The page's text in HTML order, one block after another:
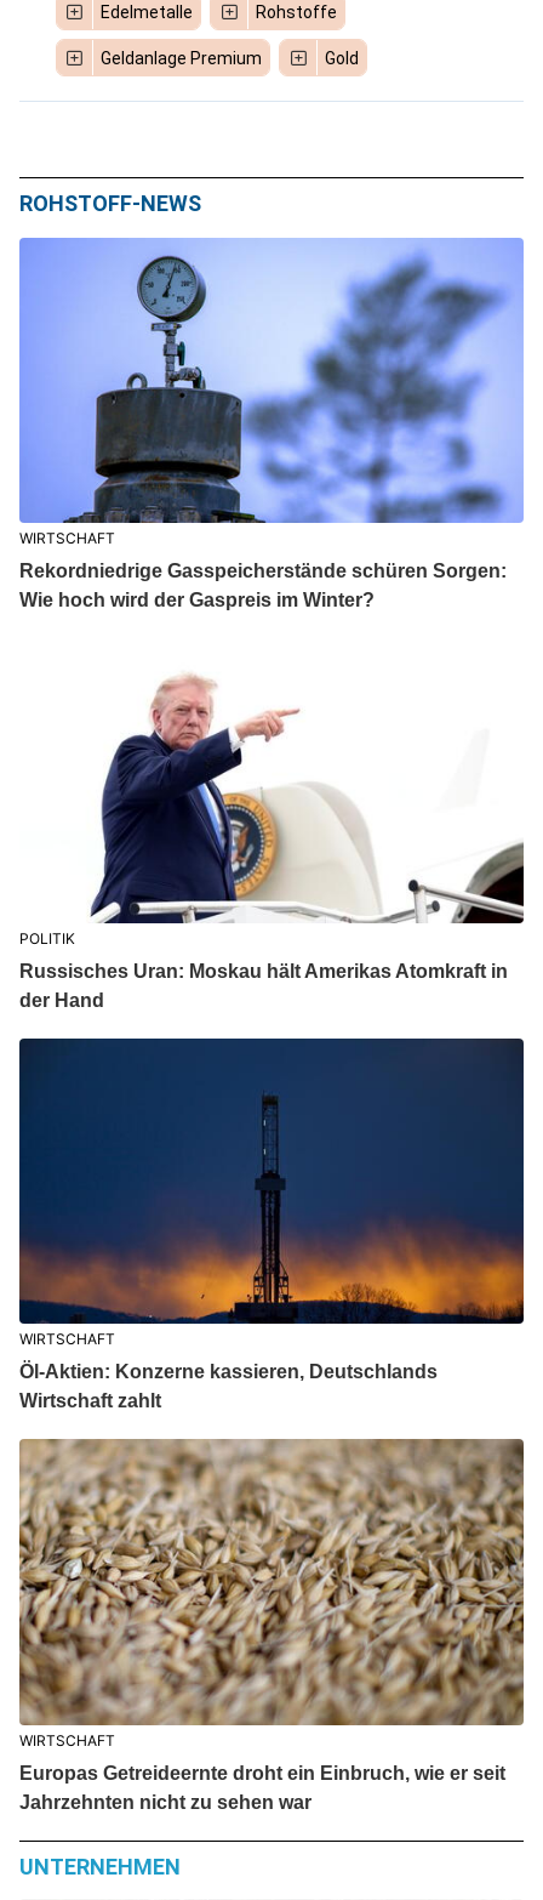
Edelmetalle Rohstoffe
Geldanlage Premium Gold
ROHSTOFF-NEWS
WIRTSCHAFT
Rekordniedrige Gasspeicherstände schüren Sorgen:
Wie hoch wird der Gaspreis im Winter?
POLITIK
Russisches Uran: Moskau hält Amerikas Atomkraft in
der Hand
WIRTSCHAFT
Öl-Aktien: Konzerne kassieren, Deutschlands
Wirtschaft zahlt
WIRTSCHAFT
Europas Getreideernte droht ein Einbruch, wie er seit
Jahrzehnten nicht zu sehen war
UNTERNEHMEN